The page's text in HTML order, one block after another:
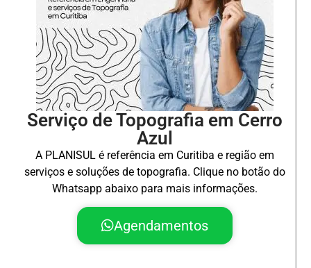
Serviço de Topografia em Cerro
Azul
A PLANISUL é referência em Curitiba e região em
serviços e soluções de topografia. Clique no botão do
Whatsapp abaixo para mais informações.
Agendamentos